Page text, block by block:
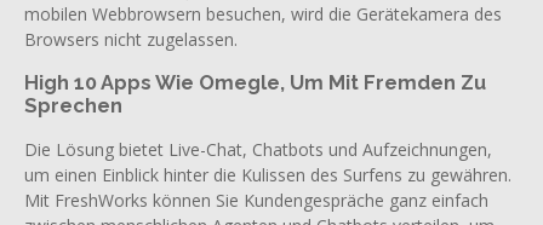
mobilen Webbrowsern besuchen, wird die Gerätekamera des
Browsers nicht zugelassen.
High 10 Apps Wie Omegle, Um Mit Fremden Zu
Sprechen
Die Lösung bietet Live-Chat, Chatbots und Aufzeichnungen,
um einen Einblick hinter die Kulissen des Surfens zu gewähren.
Mit FreshWorks können Sie Kundengespräche ganz einfach